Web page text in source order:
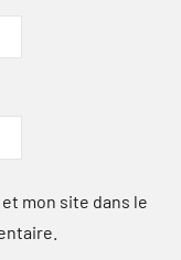
mon site dans le